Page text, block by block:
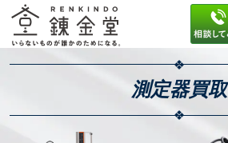
測定器買取